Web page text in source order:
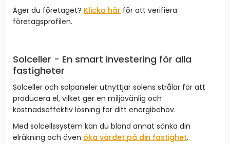
Äger du företaget? Klicka här för att verifiera
företagsprofilen.
Solceller - En smart investering för alla
fastigheter
Solceller och solpaneler utnyttjar solens strålar för att
producera el, vilket ger en miljövänlig och
kostnadseffektiv lösning för ditt energibehov.
Med solcellssystem kan du bland annat sänka din
elräkning och även öka värdet på din fastighet.